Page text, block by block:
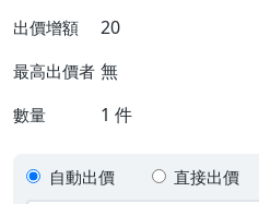
出價增額 20
最高出價者 無
數量 1 件
自動出價 直接出價